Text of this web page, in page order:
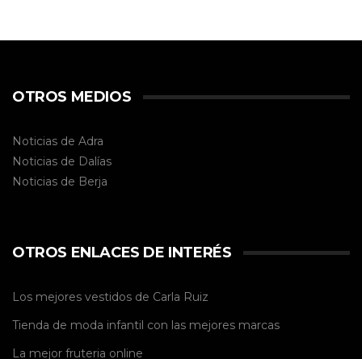
OTROS MEDIOS
Noticias de Adra
Noticias de Dalías
Noticias de Berja
OTROS ENLACES DE INTERÉS
Los mejores vestidos de Carla Ruiz
Tienda de moda infantil con las mejores marcas
La mejor fruteria online